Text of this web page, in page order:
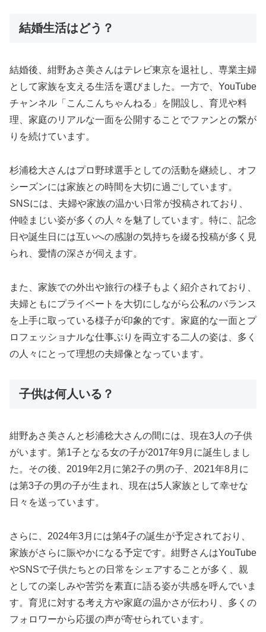
結婚生活はどう？
結婚後、紺野あさ美さんはテレビ東京を退社し、専業主婦
として家族を支える生活を選びました。一方で、YouTube
チャンネル「こんこんちゃんねる」を開設し、育児や料
理、家庭のリアルな一面を公開することでファンとの繋が
りを続けています。
杉浦稔大さんはプロ野球選手としての活動を継続し、オフ
シーズンには家族との時間を大切に過ごしています。
SNSには、夫婦や家族の温かい日常が投稿されており、
仲睦まじい姿が多くの人々を魅了しています。特に、記念
日や誕生日には互いへの感謝の気持ちを綴る投稿が多く見
られ、愛情の深さが伺えます。
また、家族での外出や旅行の様子もよく紹介されており、
夫婦ともにプライベートを大切にしながら公私のバランス
を上手に取っている様子が印象的です。家庭的な一面とプ
ロフェッショナルな仕事ぶりを両立する二人の姿は、多く
の人々にとって理想の夫婦像となっています。
子供は何人いる？
紺野あさ美さんと杉浦稔大さんの間には、現在3人の子供
がいます。第1子となる女の子が2017年9月に誕生しまし
た。その後、2019年2月に第2子の男の子、2021年8月に
は第3子の男の子が生まれ、現在は5人家族として幸せな
日々を送っています。
さらに、2024年3月には第4子の誕生が予定されており、
家族がさらに賑やかになる予定です。紺野さんはYouTube
やSNSで子供たちとの日常をシェアすることが多く、親
としての楽しみや苦労を素直に語る姿が共感を呼んでいま
す。育児に対する考え方や家庭の温かさが伝わり、多くの
フォロワーから応援の声が寄せられています。